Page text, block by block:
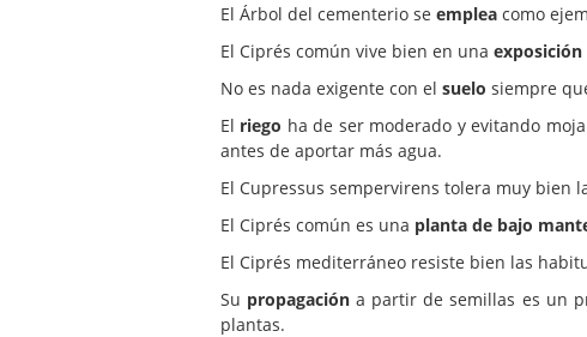
El Árbol del cementerio se emplea como
El Ciprés común vive bien en una exposición
No es nada exigente con el suelo siempre
El riego ha de ser moderado y evitando
antes de aportar más agua.
El Cupressus sempervirens tolera muy bien
El Ciprés común es una planta de bajo
El Ciprés mediterráneo resiste bien las
Su propagación a partir de semillas es un
plantas.